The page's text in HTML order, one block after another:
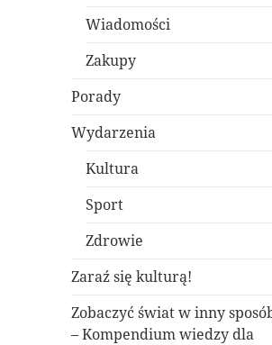
Wiadomości
Zakupy
Porady
Wydarzenia
Kultura
Sport
Zdrowie
Zaraź się kulturą!
Zobaczyć świat w inny
– Kompendium wiedzy dla